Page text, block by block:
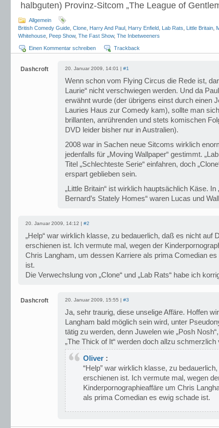
halbguten) Provinz-Sitcom „The League of
Allgemein
British Comedy Guide Clone Harry And Paul Harry Enfield Lab Rats Little Britain
Whitehouse Peep Show, The Fast Show, The Inbetweeners
Einen Kommentar schreiben Trackback
Dashcroft 20. Januar 2009, 14:01 | #1
Wenn schon vom Flying Circus die Rede ist,
Laurie“ nicht verschwiegen werden. Und da
erwähnt wurde (der übrigens einst durch einen
Lauries Haus zur Comedy kam), sollte man
brillanten, anrührenden und stets komischen
DVD leider bisher nur in Australien).
2008 war in Sachen neue Sitcoms wirklich
jedenfalls für „Moving Wallpaper“ gestimmt.
Titel „Schlechteste Serie“ einfahren, doch
erspart geblieben sein.
„Little Britain“ ist wirklich hauptsächlich Käse. In
Bernard’s Stately Homes“ waren Lucas und
20. Januar 2009, 14:12 | #2
„Help“ war wirklich klasse, zu bedauerlich, daß es nicht auf
erschienen ist. Ich vermute mal, wegen der
Chris Langham, um dessen Karriere als prima Comedian
ist.
Die Verwechslung von „Clone“ und „Lab Rats“ habe ich
Dashcroft 20. Januar 2009, 15:55 | #3
Ja, sehr traurig, diese unselige Affäre. Hoffen
Langham bald möglich sein wird, unter
tätig zu werden, denn Juwelen wie „Posh
„The Thick of It“ werden doch allzu schmerzlich
Oliver :
“Help” war wirklich klasse, zu
erschienen ist. Ich vermute mal, wegen
Kinderpornographieaffäre um Chris
als prima Comedian es ewig schade ist.